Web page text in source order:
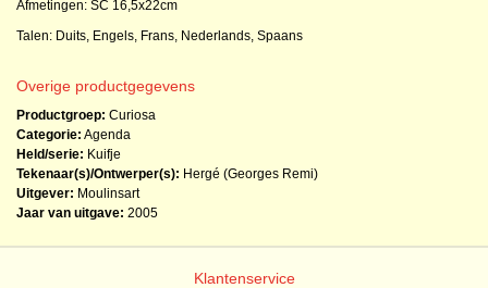
Afmetingen: SC 16,5x22cm
Talen: Duits, Engels, Frans, Nederlands, Spaans
Overige productgegevens
Productgroep: Curiosa
Categorie: Agenda
Held/serie: Kuifje
Tekenaar(s)/Ontwerper(s): Hergé (Georges Remi)
Uitgever: Moulinsart
Jaar van uitgave: 2005
Klantenservice